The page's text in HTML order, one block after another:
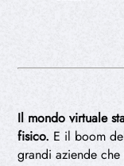
Il mondo virtuale
fisico. E il boom
grandi aziende